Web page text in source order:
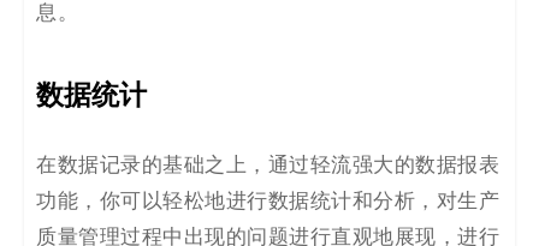
息。
数据统计
在数据记录的基础之上，通过轻流强大的数据报表
功能，你可以轻松地进行数据统计和分析，对生产
质量管理过程中出现的问题进行直观地展现，进行